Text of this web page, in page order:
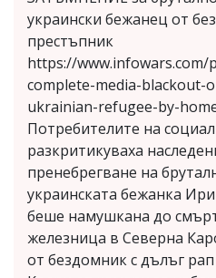
украински бежанец от
престъпник
https://
complete-media-
ukrainian-refugee-by-
Потребителите на
разкритикуваха
пренебрегване на
украинската бежанка
беше намушкана до
железница в Северна
от бездомник с дълъг рап